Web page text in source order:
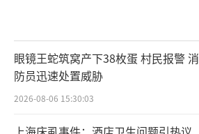
眼镜王蛇筑窝产下38枚蛋 村民报警 消
防员迅速处置威胁
2026-08-06 15:30:03